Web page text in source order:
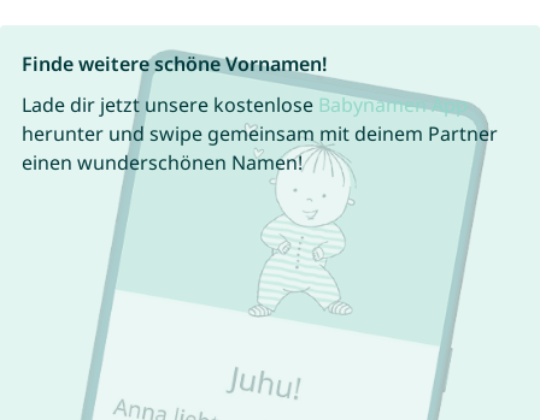
Finde weitere schöne Vornamen!
Lade dir jetzt unsere kostenlose Babynamen App
herunter und swipe gemeinsam mit deinem Partner
einen wunderschönen Namen!